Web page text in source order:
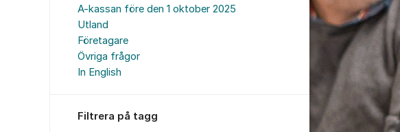
A-kassan före den 1 oktober 2025
Utland
Företagare
Övriga frågor
In English
Filtrera på tagg